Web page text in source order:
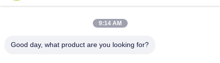
소셜 미디어
빠른 연락
9:14 AM
Good day, what product are you looking for?